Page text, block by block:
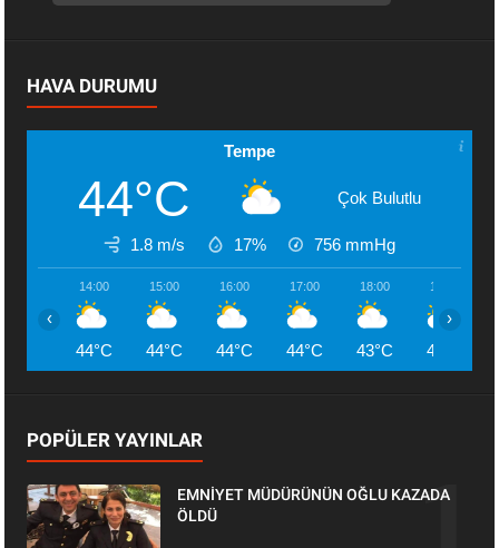
HAVA DURUMU
Tempe
44°C Çok Bulutlu
1.8 m/s 17% 756 mmHg
14:00
44°C
15:00
44°C
16:00
44°C
17:00
44°C
18:00
43°C
19:00
43°C
‹ ›
POPÜLER YAYINLAR
EMNİYET MÜDÜRÜNÜN OĞLU KAZADA
ÖLDÜ